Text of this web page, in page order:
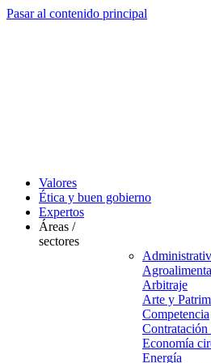
Pasar al contenido principal
Valores
Ética y buen gobierno
Expertos
Áreas /
sectores
Arbitraje
Arte y
Competencia
Contratación
Economía
Energía